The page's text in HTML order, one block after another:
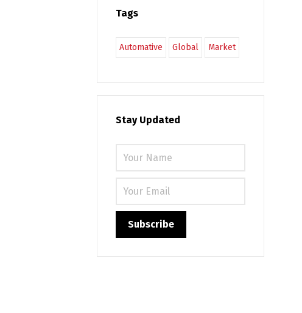
Tags
Automative Global Market
Stay Updated